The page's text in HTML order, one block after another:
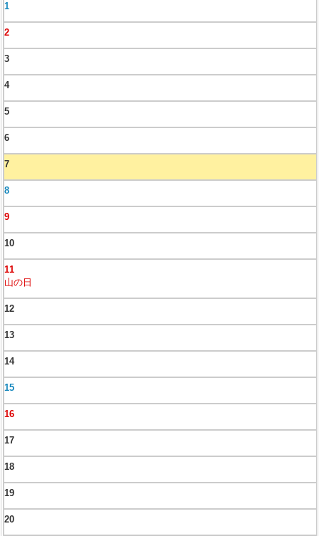
1
2
3
4
5
6
7
8
9
10
11
山の日
12
13
14
15
16
17
18
19
20